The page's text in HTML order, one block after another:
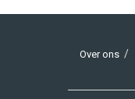
Over ons